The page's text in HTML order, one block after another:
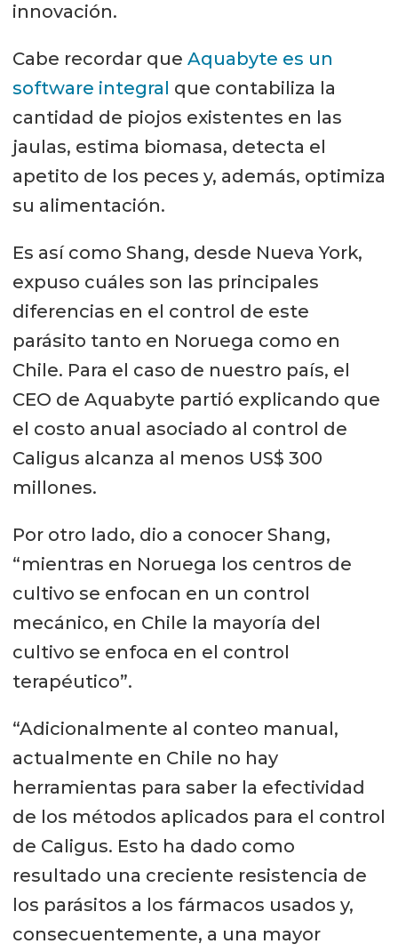
innovación.
Cabe recordar que Aquabyte es un
software integral que contabiliza la
cantidad de piojos existentes en las
jaulas, estima biomasa, detecta el
apetito de los peces y, además, optimiza
su alimentación.
Es así como Shang, desde Nueva York,
expuso cuáles son las principales
diferencias en el control de este
parásito tanto en Noruega como en
Chile. Para el caso de nuestro país, el
CEO de Aquabyte partió explicando que
el costo anual asociado al control de
Caligus alcanza al menos US$ 300
millones.
Por otro lado, dio a conocer Shang,
“mientras en Noruega los centros de
cultivo se enfocan en un control
mecánico, en Chile la mayoría del
cultivo se enfoca en el control
terapéutico”.
“Adicionalmente al conteo manual,
actualmente en Chile no hay
herramientas para saber la efectividad
de los métodos aplicados para el control
de Caligus. Esto ha dado como
resultado una creciente resistencia de
los parásitos a los fármacos usados y,
consecuentemente, a una mayor